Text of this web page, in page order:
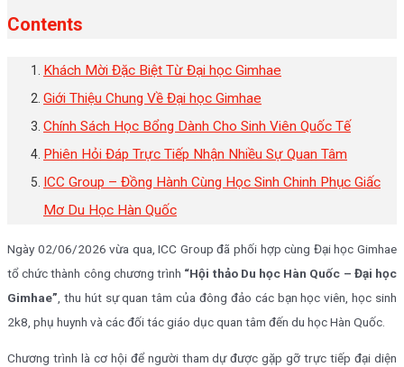
Contents
Khách Mời Đặc Biệt Từ Đại học Gimhae
Giới Thiệu Chung Về Đại học Gimhae
Chính Sách Học Bổng Dành Cho Sinh Viên Quốc Tế
Phiên Hỏi Đáp Trực Tiếp Nhận Nhiều Sự Quan Tâm
ICC Group – Đồng Hành Cùng Học Sinh Chinh Phục Giấc
Mơ Du Học Hàn Quốc
Ngày 02/06/2026 vừa qua, ICC Group đã phối hợp cùng Đại học Gimhae
tổ chức thành công chương trình “Hội thảo Du học Hàn Quốc – Đại học
Gimhae” , thu hút sự quan tâm của đông đảo các bạn học viên, học sinh
2k8, phụ huynh và các đối tác giáo dục quan tâm đến du học Hàn Quốc.
Chương trình là cơ hội để người tham dự được gặp gỡ trực tiếp đại diện